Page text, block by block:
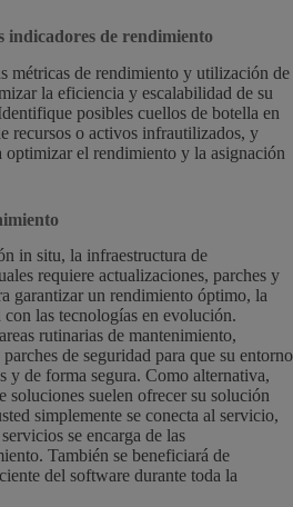
indicadores de rendimiento
métricas de rendimiento y utilización de
la eficiencia y escalabilidad de su
posibles cuellos de botella en
recursos o activos infrautilizados, y
optimizar el rendimiento y la asignación
in situ, la infraestructura de
requiere actualizaciones, parches y
garantizar un rendimiento óptimo, la
las tecnologías en evolución.
rutinarias de mantenimiento,
de seguridad para que su entorno
y de forma segura. Como alternativa,
soluciones suelen ofrecer su solución
simplemente se conecta al servicio,
se encarga de las
También se beneficiará de
del software durante toda la